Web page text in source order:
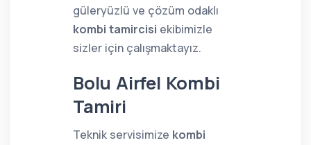
güleryüzlü ve çözüm odaklı
kombi tamircisi ekibimizle
sizler için çalışmaktayız.
Bolu Airfel Kombi
Tamiri
Teknik servisimize kombi